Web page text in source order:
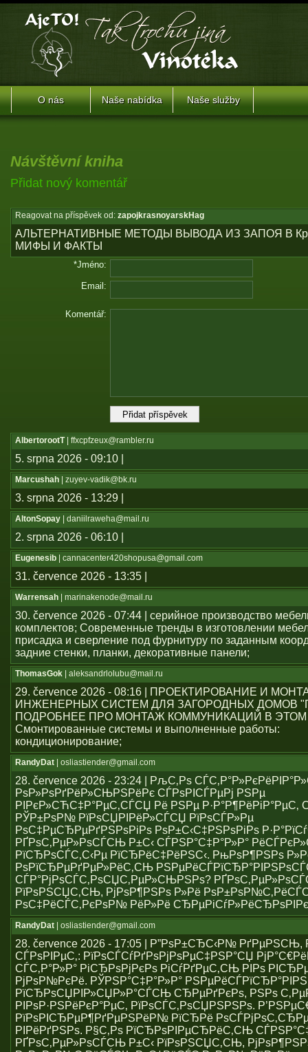
O nás Naše nabídka Naše služby
Návštěvní kniha
Přidat nový komentář
Reagovat na příspěvek od: zapojkrasnoyarskHag
АЛЬТЕРНАТИВНЫЕ МЕТОДЫ ВЫВОДА ИЗ ЗАПОЯ В
МИФЫ И ФАКТЫ
*Jméno:
Email:
Komentář:
AlbertorootT| ffxcpfzeux@rambler.ru
5. srpna 2026 - 09:10 |
Marcushah | zuyev-vadik@bk.ru
3. srpna 2026 - 13:29 |
AltonSopay | daniilraweha@mail.ru
2. srpna 2026 - 06:10 |
Eugenesib | cannacenter420shopusa@gmail.com
31. července 2026 - 13:35 |
Warrensah | marinakenode@mail.ru
30. července 2026 - 07:44 | серийное производство
комплектов; Современные тренды в изготовлении
присадка и сверление под фурнитуру по заданным
задние стенки, планки, декоративные панели;
ThomasGok | aleksandrlolubu@mail.ru
29. července 2026 - 08:16 | ПРОЕКТИРОВАНИЕ И
ИНЖЕНЕРНЫХ СИСТЕМ ДЛЯ ЗАГОРОДНЫХ ДОМОВ
ПОДРОБНЕЕ ПРО МОНТАЖ КОММУНИКАЦИЙ В
Смонтированные системы и выполненные работы:
кондиционирование;
RandyDat | osliastiender@gmail.com
28. července 2026 - 23:24 | РљС‚Рѕ
РѕР»РѕРґРёР»СЊРЅРёРє СЃРѕРІСЃРµРј РЅРµ
РІРєР»СЋС‡Р°РµС‚СЃСЏ Рё РЅРµ Р·Р°Р¶РёРіР°РµС‚
РЎР±РѕР№ РїРѕСЏРІРёР»СЃСЏ РїРѕСЃР»Рµ
РѕС‡РµСЂРµРґРЅРѕРіРѕ РѕР±С‹С‡РЅРѕРіРѕ
РҐРѕС‚РµР»РѕСЃСЊ Р±С‹ СЃРЅР°С‡Р°Р»Р°
РїСЂРѕСЃС‚С‹Рµ РїСЂРёС‡РёРЅС‹. РњРѕР¶РЅРѕ
РѕРїСЂРµРґРµР»РёС‚СЊ
СЃР°РјРѕСЃС‚РѕСЏС‚РµР»СЊРЅРѕ?
РїРѕРЅСЏС‚СЊ, РјРѕР¶РЅРѕ Р»Рё
РѕС‡РёСЃС‚РєРѕР№ РёР»Рё
RandyDat | osliastiender@gmail.com
28. července 2026 - 17:05 | Р”РѕР±СЂС‹Р№
СЃРѕРІРµС‚: РїРѕСЃСѓРґРѕРјРѕРµС‡РЅР°СЏ
СЃС‚Р°Р»Р° РіСЂРѕРјРєРѕ РіСѓРґРµС‚СЊ РІРѕ
РјРѕР№РєРё. РЎРЅР°С‡Р°Р»Р°
РїСЂРѕСЏРІР»СЏР»Р°СЃСЊ СЂРµРґРєРѕ, РЅРѕ
РІРѕР·РЅРёРєР°РµС‚ РїРѕСЃС‚РѕСЏРЅРЅРѕ.
РїРѕРІСЂРµР¶РґРµРЅРёР№ РїСЂРё
РІРёРґРЅРѕ. Р§С‚Рѕ РїСЂРѕРІРµСЂРёС‚СЊ
РҐРѕС‚РµР»РѕСЃСЊ Р±С‹ РїРѕРЅСЏС‚СЊ,